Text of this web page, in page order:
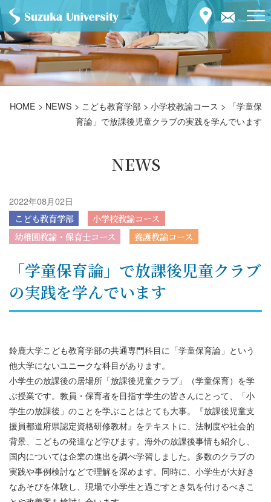
HOME > NEWS > こども教育学部 > 小学校教諭コース >
「学童保
育論」で放課後児童クラブの実践を学んでいます
NEWS
2022年08月02日
こども教育学部
小学校教諭コース
幼稚園教諭・保育士コース
養護教諭コース
「学童保育論」で放課後児童クラブ
の実践を学んでいます
鈴鹿大学こども教育学部の共通専門科目に「学童保育論」という
他大学にないユニークな科目があります。
小学生の放課後の居場所「放課後児童クラブ」（学童保育）を学
ぶ授業です。教員・保育者を目指す学生の皆さんにとって、「小
学生の放課後」のことを学ぶことはとても大事。『放課後児童支
援員都道府県認定資格研修教材』をテキストに、法制度や社会的
背景、こどもの発達など学びます。海外の放課後事情も紹介し、
国内については企業の進出を調べ学習しました。多数のクラブの
実践や事例検討などで理解を深めます。同時に、小学生が大好き
なあそびを体験し、現場で小学生と過ごすとき気を付けるべきこ